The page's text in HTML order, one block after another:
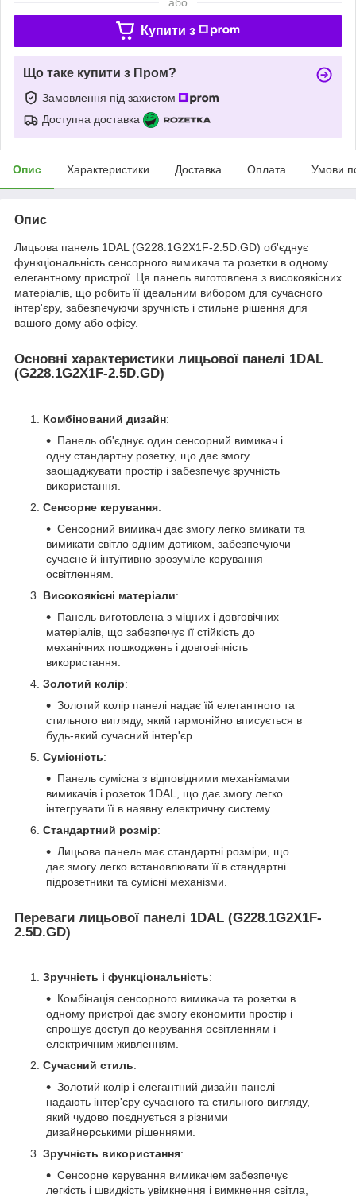
Купити з
Що таке купити з Пром?
Замовлення під захистом
Доступна доставка
Опис Характеристики Доставка Оплата Умови
Опис
Лицьова панель 1DAL (G228.1G2X1F-2.5D.GD) об'єднує
функціональність сенсорного вимикача та розетки в одному
елегантному пристрої. Ця панель виготовлена з високоякісних
матеріалів, що робить її ідеальним вибором для сучасного
інтер'єру, забезпечуючи зручність і стильне рішення для
вашого дому або офісу.
Основні характеристики лицьової панелі 1DAL
(G228.1G2X1F-2.5D.GD)
Комбінований дизайн:
Панель об'єднує один сенсорний вимикач і
одну стандартну розетку, що дає змогу
заощаджувати простір і забезпечує зручність
використання.
Сенсорне керування:
Сенсорний вимикач дає змогу легко вмикати та
вимикати світло одним дотиком, забезпечуючи
сучасне й інтуїтивно зрозуміле керування
освітленням.
Високоякісні матеріали:
Панель виготовлена з міцних і довговічних
матеріалів, що забезпечує її стійкість до
механічних пошкоджень і довговічність
використання.
Золотий колір:
Золотий колір панелі надає їй елегантного та
стильного вигляду, який гармонійно вписується в
будь-який сучасний інтер'єр.
Сумісність:
Панель сумісна з відповідними механізмами
вимикачів і розеток 1DAL, що дає змогу легко
інтегрувати її в наявну електричну систему.
Стандартний розмір:
Лицьова панель має стандартні розміри, що
дає змогу легко встановлювати її в стандартні
підрозетники та сумісні механізми.
Переваги лицьової панелі 1DAL (G228.1G2X1F-
2.5D.GD)
Зручність і функціональність:
Комбінація сенсорного вимикача та розетки в
одному пристрої дає змогу економити простір і
спрощує доступ до керування освітленням і
електричним живленням.
Сучасний стиль:
Золотий колір і елегантний дизайн панелі
надають інтер'єру сучасного та стильного вигляду,
який чудово поєднується з різними
дизайнерськими рішеннями.
Зручність використання:
Сенсорне керування вимикачем забезпечує
легкість і швидкість увімкнення і вимкнення світла,